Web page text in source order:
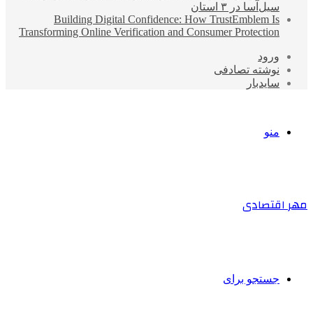
سیل‌آسا در ۳ استان
Building Digital Confidence: How TrustEmblem Is
Transforming Online Verification and Consumer Protection
ورود
نوشته تصادفی
سایدبار
منو
مهر اقتصادی
جستجو برای